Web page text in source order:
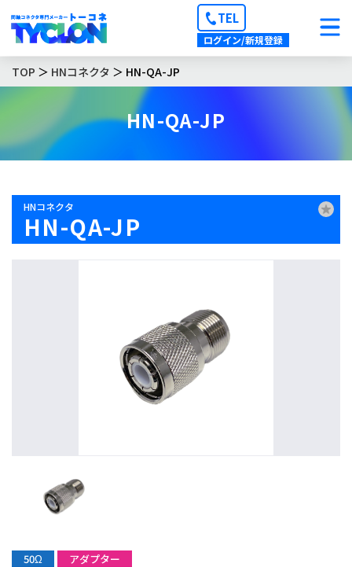
TEL
ログイン/新規登録
TOP ＞ HNコネクタ ＞ HN-QA-JP
HN-QA-JP
HNコネクタ
HN-QA-JP
50Ω
アダプター